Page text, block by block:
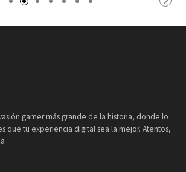
gamer más grande de la historia, donde lo
que tu experiencia digital sea la mejor. Atentos,